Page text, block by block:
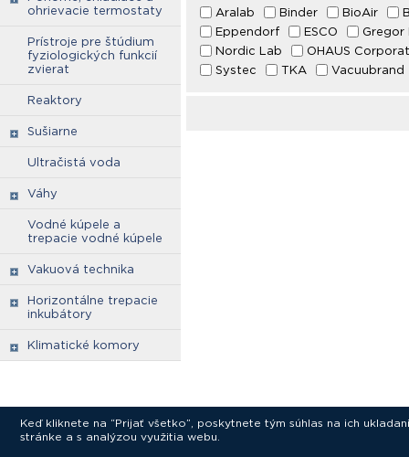
ohrievacie termostaty
Prístroje pre štúdium
fyziologických funkcií
zvierat
Reaktory
Sušiarne
Ultračistá voda
Váhy
Vodné kúpele a
trepacie vodné kúpele
Vakuová technika
Horizontálne trepacie
inkubátory
Klimatické komory
Aralab Binder BioAir
Eppendorf
ESCO
Gregor
Nordic Lab
OHAUS
Systec
TKA Vacuubrand
Keď kliknete na “Prijať všetko”, poskytnete tým súhlas na ich
stránke a s analýzou využitia webu.